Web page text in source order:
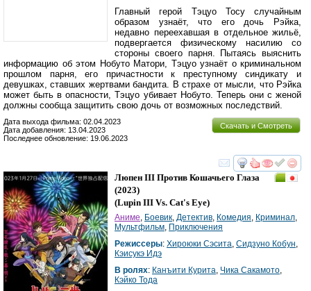
Главный герой Тэцуо Тосу случайным
образом узнаёт, что его дочь Рэйка,
недавно переехавшая в отдельное жильё,
подвергается физическому насилию со
стороны своего парня. Пытаясь выяснить
информацию об этом Нобуто Матори, Тэцуо узнаёт о криминальном
прошлом парня, его причастности к преступному синдикату и
девушках, ставших жертвами бандита. В страхе от мысли, что Рэйка
может быть в опасности, Тэцуо убивает Нобуто. Теперь они с женой
должны сообща защитить свою дочь от возможных последствий.
Скачать и Смотреть
Дата выхода фильма: 02.04.2023
Дата добавления: 13.04.2023
Последнее обновление: 19.06.2023
смотреть
Люпен III Против Кошачьего Глаза
(2023)
(Lupin III Vs. Cat's Eye)
Аниме, Боевик, Детектив, Комедия, Криминал,
Мультфильм, Приключения
Режиссеры: Хироюки Сэсита, Сидзуно Кобун,
Кэисукэ Идэ
В ролях: Канъити Курита, Чика Сакамото,
Кэйко Тода